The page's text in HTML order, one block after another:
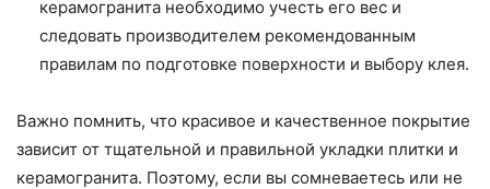
керамогранита необходимо учесть его вес и
следовать производителем рекомендованным
правилам по подготовке поверхности и выбору клея.
Важно помнить, что красивое и качественное покрытие
зависит от тщательной и правильной укладки плитки и
керамогранита. Поэтому, если вы сомневаетесь или не